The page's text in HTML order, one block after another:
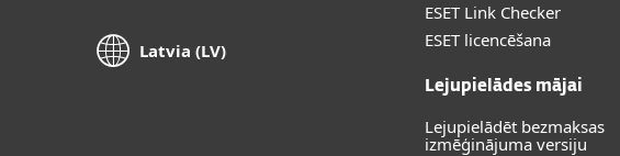
Latvia (LV)
ESET Link Checker
ESET licencēšana
Lejupielādes mājai
Lejupielādēt bezmaksas
izmēģinājuma versiju